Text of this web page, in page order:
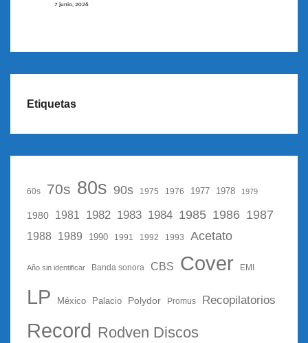
7 junio, 2026
Etiquetas
60s 70s 80s 90s 1975 1976 1977 1978 1979
1980 1981 1982 1983 1984 1985 1986 1987
1988 1989 1990 1991 1992 1993 Acetato
Año sin identificar Banda sonora CBS Cover EMI
LP México Palacio Polydor Promus Recopilatorios
Record Rodven Discos